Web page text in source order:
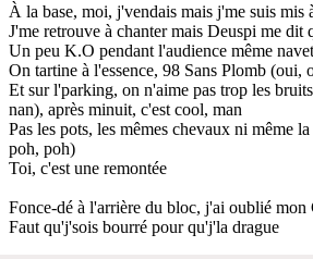
À la base, moi, j'vendais mais j'me suis mis
J'me retrouve à chanter mais Deuspi me dit
Un peu K.O pendant l'audience même
On tartine à l'essence, 98 Sans Plomb (oui,
Et sur l'parking, on n'aime pas trop les
nan), après minuit, c'est cool, man
Pas les pots, les mêmes chevaux ni même
poh, poh)
Toi, c'est une remontée
Fonce-dé à l'arrière du bloc, j'ai oublié mon
Faut qu'j'sois bourré pour qu'j'la drague